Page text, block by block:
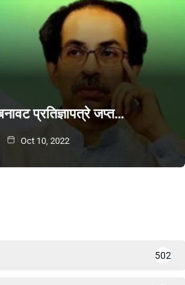
प्रतिज्ञापत्रे जप्त…
Oct 10, 2022
502